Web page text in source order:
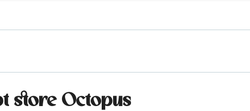
store Octopus